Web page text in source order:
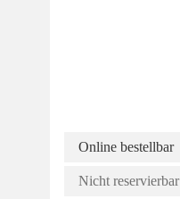
Online bestellbar
Nicht reservierbar